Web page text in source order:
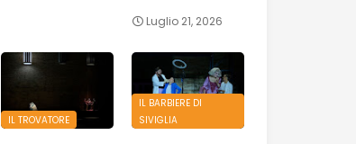
Luglio 21, 2026
IL TROVATORE
IL BARBIERE DI
SIVIGLIA